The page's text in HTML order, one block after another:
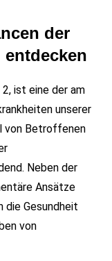
der
ist eine der am
unserer
von Betroffenen
Neben der
Ansätze
die Gesundheit
von